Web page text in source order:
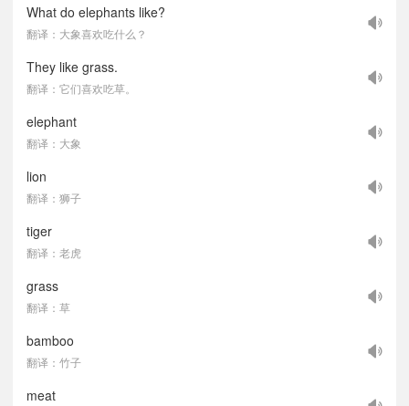
What do elephants like?
翻译：大象喜欢吃什么？
They like grass.
翻译：它们喜欢吃草。
elephant
翻译：大象
lion
翻译：狮子
tiger
翻译：老虎
grass
翻译：草
bamboo
翻译：竹子
meat